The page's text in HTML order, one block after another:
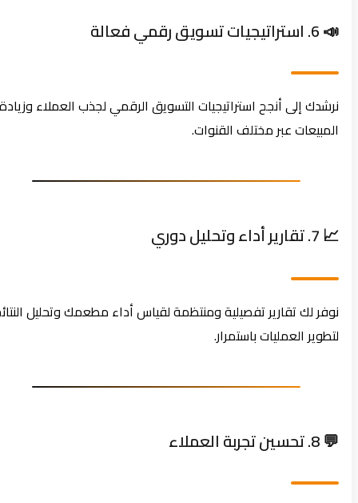
نرشدك إلى أنجح استراتيجيات التسويق الرقمي لجذب العملاء وزيادة
المبيعات عبر مختلف القنوات.
نوفر لك تقارير تفصيلية ومنتظمة لقياس أداء مطعمك وتحليل النتائج
لتطوير العمليات باستمرار.